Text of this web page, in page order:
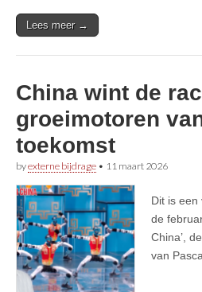
Lees meer →
China wint de
groeimotoren
toekomst
byexterne bijdrage • 11 maart 2026
Dit is een
de
China’,
van